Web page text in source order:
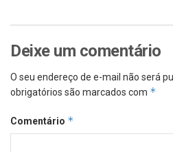
Deixe um comentário
O seu endereço de e-mail não será
obrigatórios são marcados com *
Comentário *